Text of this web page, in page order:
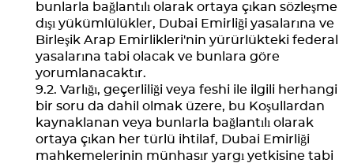
bunlarla bağlantılı olarak ortaya çıkan sözleşme
dışı yükümlülükler, Dubai Emirliği yasalarına ve
Birleşik Arap Emirlikleri'nin yürürlükteki federal
yasalarına tabi olacak ve bunlara göre
yorumlanacaktır.
Varlığı, geçerliliği veya feshi ile ilgili herhangi
bir soru da dahil olmak üzere, bu Koşullardan
kaynaklanan veya bunlarla bağlantılı olarak
ortaya çıkan her türlü ihtilaf, Dubai Emirliği
mahkemelerinin münhasır yargı yetkisine tabi